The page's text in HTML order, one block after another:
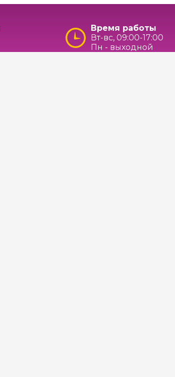
Время работы
Вт-вс, 09:00-17:00
Пн - выходной